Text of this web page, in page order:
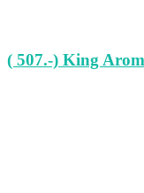
( 507.-) King